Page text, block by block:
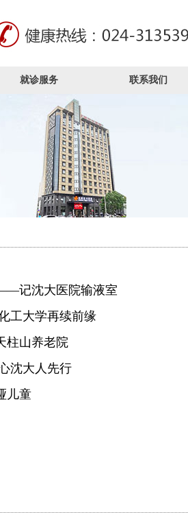
就诊服务 联系我们
记沈大医院输液室
工大学再续前缘
柱山养老院
沈大人先行
儿童